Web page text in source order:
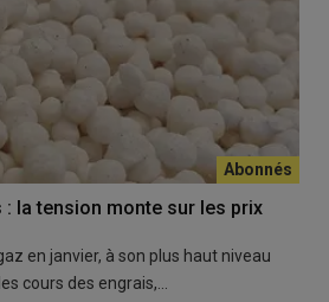
: la tension monte sur les prix
en janvier, à son plus haut niveau
cours des engrais,…